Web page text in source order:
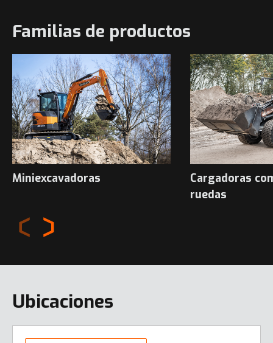
Familias de productos
Miniexcavadoras
Cargadoras
ruedas
Ubicaciones